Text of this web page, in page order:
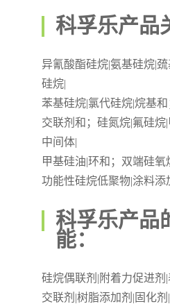
科孚乐产品
异氰酸酯硅烷|氨基硅烷|
硅烷|
苯基硅烷|氯代硅烷|烷基
交联剂和；硅氮烷|氟硅
中间体|
甲基硅油|环和；双端硅氧
功能性硅烷低聚物|涂料添
科孚乐产品
能：
硅烷偶联剂|附着力促进剂
交联剂|树脂添加剂|固化